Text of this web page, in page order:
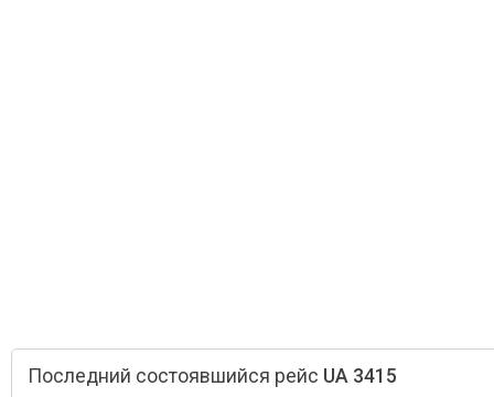
Последний состоявшийся рейс UA 3415